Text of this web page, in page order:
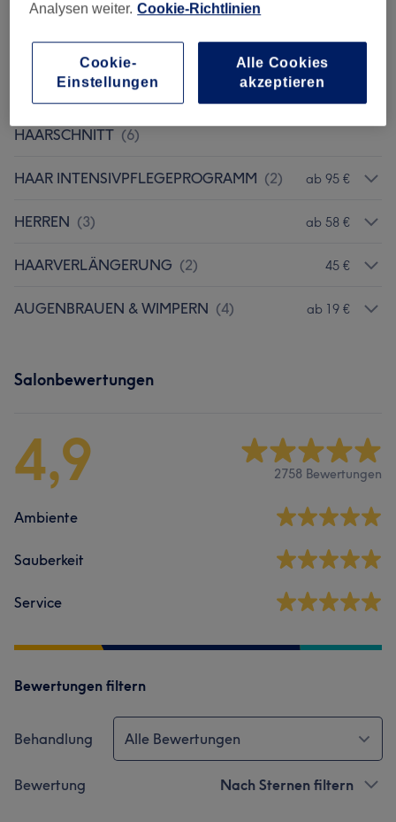
FARBTECHNIKEN MIT HAARSCHNITT (6)
COLOUR ME BEAUTIFUL -
HAARSCHNITT (6)
HAAR INTENSIVPFLEGEPROGRAMM (2) ab 95 €
HERREN (3) ab 58 €
HAARVERLÄNGERUNG (2) 45 €
AUGENBRAUEN & WIMPERN (4) ab 19 €
Salonbewertungen
4,9 2758 Bewertungen
Ambiente
Sauberkeit
Service
Bewertungen filtern
Behandlung Alle Bewertungen
Bewertung Nach Sternen filtern
Analysen weiter. Cookie-Richtlinien
Cookie-
Einstellungen
Alle Cookies
akzeptieren